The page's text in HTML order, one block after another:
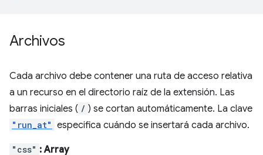
Archivos
Cada archivo debe contener una ruta de acceso relativa
a un recurso en el directorio raíz de la extensión. Las
barras iniciales ( / ) se cortan automáticamente. La clave
"run_at" especifica cuándo se insertará cada archivo.
"css" : Array